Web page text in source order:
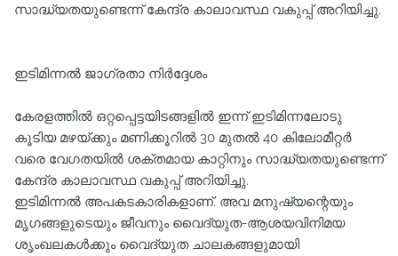
സാദ്ധ്യതയുണ്ടെന്ന് കേന്ദ്ര കാലാവസ്ഥ വകുപ്പ് അറിയിച്ചു.
ഇടിമിന്നൽ ജാഗ്രതാ നിർദ്ദേശം
കേരളത്തിൽ ഒറ്റപ്പെട്ടയിടങ്ങളിൽ ഇന്ന് ഇടിമിന്നലോടു
കൂടിയ മഴയ്ക്കും മണിക്കൂറിൽ 30 മുതൽ 40 കിലോമീറ്റർ
വരെ വേഗതയിൽ ശക്തമായ കാറ്റിനും സാദ്ധ്യതയുണ്ടെന്ന്
കേന്ദ്ര കാലാവസ്ഥ വകുപ്പ് അറിയിച്ചു.
ഇടിമിന്നൽ അപകടകാരികളാണ്. അവ മനുഷ്യന്റെയും
മൃഗങ്ങളുടെയും ജീവനും വൈദ്യുത-ആശയവിനിമയ
ശൃംഖലകൾക്കും വൈദ്യുത ചാലകങ്ങളുമായി